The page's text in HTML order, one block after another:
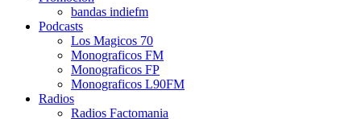
bandas indiefm
Podcasts
Los Magicos 70
Monograficos FM
Monograficos FP
Monograficos L90FM
Radios
Radios Factomania